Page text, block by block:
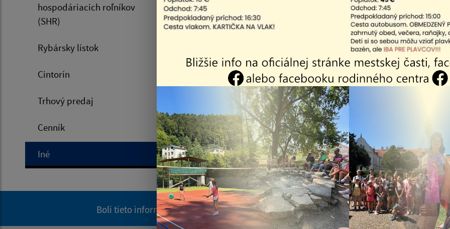
hospodáriacich roľníkov
(SHR)
Rybársky lístok
Cintorín
Trhový predaj
Cenník
Iné
Boli tieto informácie pre vás užitočné?
Áno
Boli tieto informácie pre
Nie
Boli tieto
Našli